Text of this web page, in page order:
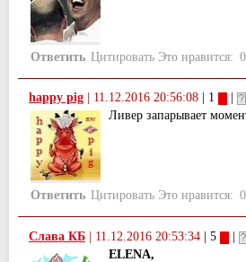
Ответить Цитировать Это нравится: 0
happy pig 11.12.2016 20:56:08 | 1
Ливер запарывает
Ответить Цитировать Это нравится: 0
Слава КБ 11.12.2016 20:53:34 | 5
ELENA,